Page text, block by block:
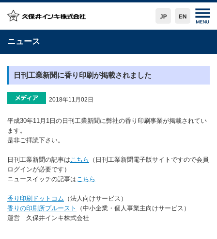
ニュース
日刊工業新聞に香り印刷が掲載されました
2018年11月02日
平成30年11月1日の日刊工業新聞に弊社の香り印刷事業が掲載されてい
ます。
是非ご拝読下さい。
日刊工業新聞の記事はこちら
（日刊工業新聞電子版サイトですので会員
ログインが必要です）
ニュースイッチの記事はこちら
香り印刷ドットコム （法人向けサービス）
香りの印刷所プルースト
（中小企業・個人事業主向けサービス）
運営 久保井インキ株式会社